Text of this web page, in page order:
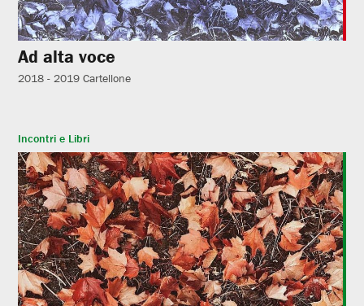
Ad alta voce
2018 - 2019 Cartellone
Incontri e Libri